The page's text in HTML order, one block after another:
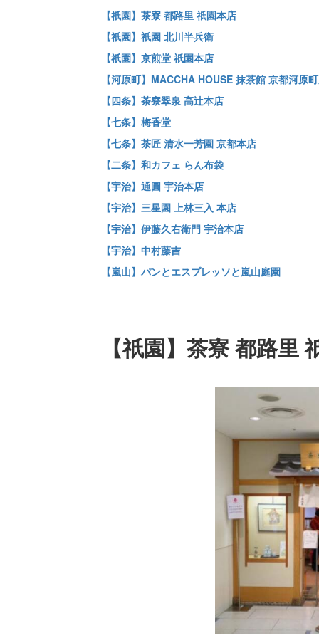
【祇園】茶寮 都路里 祇園本店
【祇園】祇園 北川半兵衛
【祇園】京煎堂 祇園本店
【河原町】MACCHA HOUSE 抹茶館 京都河原
【四条】茶寮翠泉 高辻本店
【七条】梅香堂
【七条】茶匠 清水一芳園 京都本店
【二条】和カフェ らん布袋
【宇治】通圓 宇治本店
【宇治】三星園 上林三入 本店
【宇治】伊藤久右衛門 宇治本店
【宇治】中村藤吉
【嵐山】パンとエスプレッソと嵐山庭園
【祇園】茶寮 都路里